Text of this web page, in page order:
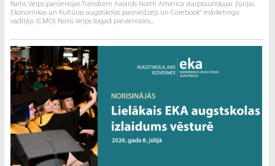
Raitis Velps pievienojas Transform Awards North America starptautiskajai žūrijai.
Ekonomikas un Kultūras augstskolas pasniedzējs un Corebook° mārketinga
vadītājs (CMO) Raitis Velps šogad pievienosies...